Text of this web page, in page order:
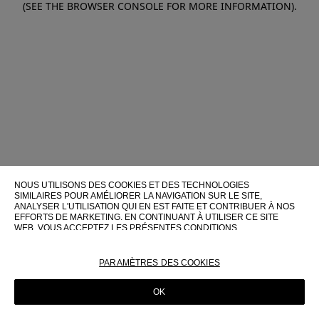
(SEE THE BROWSER CONSOLE FOR MORE INFORMATION).
NOUS UTILISONS DES COOKIES ET DES TECHNOLOGIES
SIMILAIRES POUR AMÉLIORER LA NAVIGATION SUR LE SITE,
ANALYSER L'UTILISATION QUI EN EST FAITE ET CONTRIBUER À NOS
EFFORTS DE MARKETING. EN CONTINUANT À UTILISER CE SITE
WEB, VOUS ACCEPTEZ LES PRÉSENTES CONDITIONS
POUR PLUS D'INFORMATIONS SUR CES TECHNOLOGIES ET LEUR
POLITIQUE EN MATIÈRE DE COOKIES
PARAMÈTRES DES COOKIES
OK